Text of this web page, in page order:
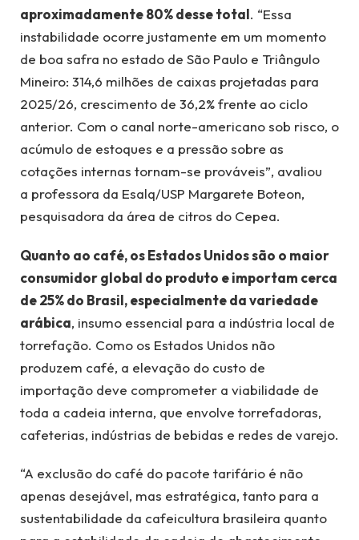
aproximadamente 80% desse total. “Essa
instabilidade ocorre justamente em um momento
de boa safra no estado de São Paulo e Triângulo
Mineiro: 314,6 milhões de caixas projetadas para
2025/26, crescimento de 36,2% frente ao ciclo
anterior. Com o canal norte-americano sob risco, o
acúmulo de estoques e a pressão sobre as
cotações internas tornam-se prováveis”, avaliou
a professora da Esalq/USP Margarete Boteon,
pesquisadora da área de citros do Cepea.
Quanto ao café, os Estados Unidos são o maior
consumidor global do produto e importam cerca
de 25% do Brasil, especialmente da variedade
arábica, insumo essencial para a indústria local de
torrefação. Como os Estados Unidos não
produzem café, a elevação do custo de
importação deve comprometer a viabilidade de
toda a cadeia interna, que envolve torrefadoras,
cafeterias, indústrias de bebidas e redes de varejo.
“A exclusão do café do pacote tarifário é não
apenas desejável, mas estratégica, tanto para a
sustentabilidade da cafeicultura brasileira quanto